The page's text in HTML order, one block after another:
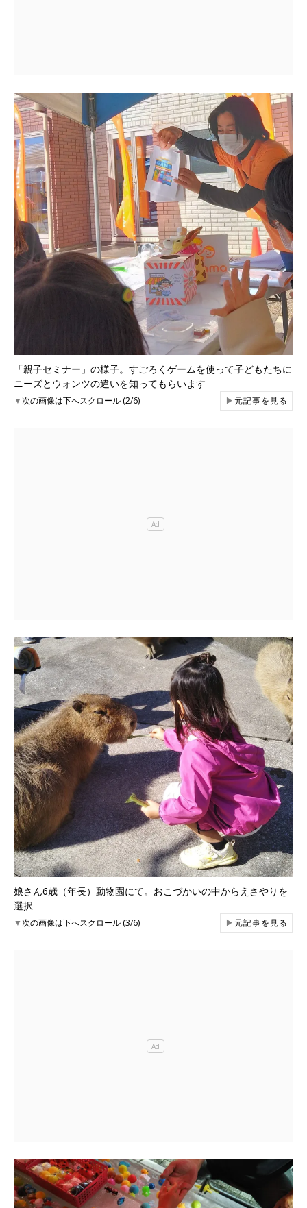
「親子セミナー」の様子。すごろくゲームを使って子どもたちに
ニーズとウォンツの違いを知ってもらいます
▼次の画像は下へスクロール (2/6) ▶元記事を見る
娘さん6歳（年長）動物園にて。おこづかいの中からえさやりを
選択
▼次の画像は下へスクロール (3/6) ▶元記事を見る